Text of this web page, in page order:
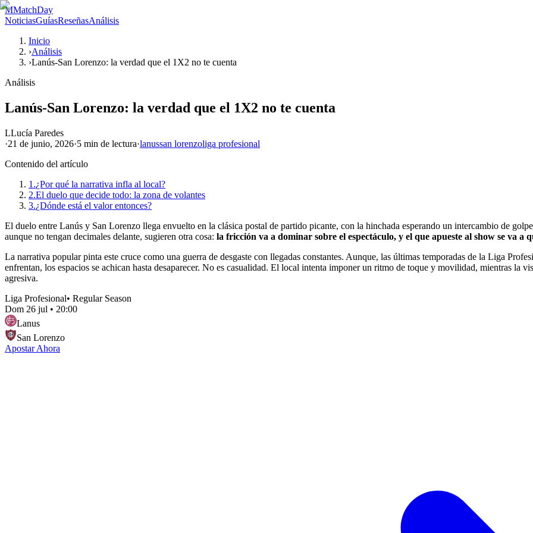
MMatchDay
NoticiasGuíasReseñasAnálisis
Inicio
›Análisis
›Lanús-San Lorenzo: la verdad que el 1X2 no te cuenta
Análisis
Lanús-San Lorenzo: la verdad que el 1X2 no te cuenta
LLucía Paredes
·21 de junio, 2026·5 min de lectura·lanussan lorenzoliga profesional
Contenido del artículo
1.¿Por qué la narrativa infla al local?
2.El duelo que decide todo: la zona de volantes
3.¿Dónde está el valor entonces?
El duelo entre Lanús y San Lorenzo llega envuelto en la clásica postal de partido picante, con la hinchada esperando un intercambio de
aunque no tengan decimales delante, sugieren otra cosa: la fricción va a dominar sobre el espectáculo, y el que apueste al show se va
La narrativa popular pinta este cruce como una guerra de desgaste con llegadas constantes. Aunque, las últimas temporadas de la Liga
enfrentan, los espacios se achican hasta desaparecer. No es casualidad. El local intenta imponer un ritmo de toque y movilidad, mientras la
agresiva.
Liga Profesional• Regular Season
Dom 26 jul • 20:00
Lanus
San Lorenzo
Apostar Ahora